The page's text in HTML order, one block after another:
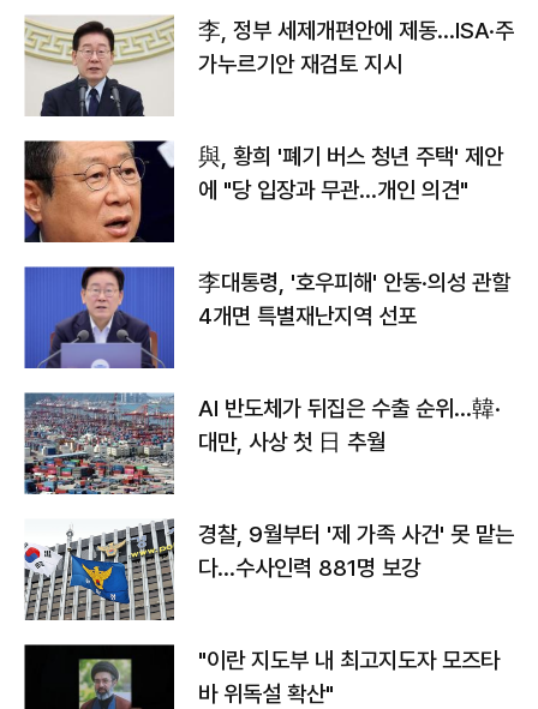
李, 정부 세제개편안에 제동…ISA·주
가누르기안 재검토 지시
與, 황희 '폐기 버스 청년 주택' 제안
에 "당 입장과 무관…개인 의견"
李대통령, '호우피해' 안동·의성 관할
4개면 특별재난지역 선포
AI 반도체가 뒤집은 수출 순위…韓·
대만, 사상 첫 日 추월
경찰, 9월부터 '제 가족 사건' 못 맡는
다…수사인력 881명 보강
"이란 지도부 내 최고지도자 모즈타
바 위독설 확산"